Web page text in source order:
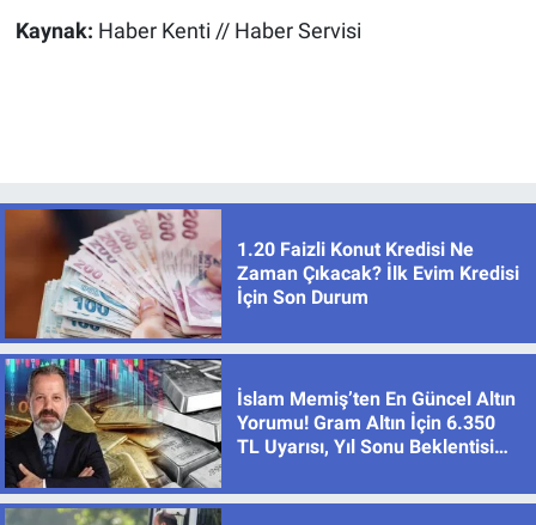
Kaynak: Haber Kenti // Haber Servisi
1.20 Faizli Konut Kredisi Ne
Zaman Çıkacak? İlk Evim Kredisi
İçin Son Durum
İslam Memiş’ten En Güncel Altın
Yorumu! Gram Altın İçin 6.350
TL Uyarısı, Yıl Sonu Beklentisi